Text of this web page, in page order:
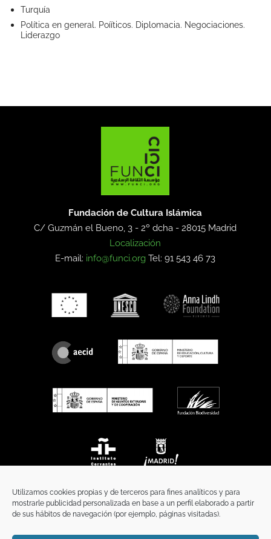
Utilizamos cookies propias y de terceros para fines analíticos y para
mostrarle publicidad personalizada en base a un perfil elaborado a partir
de sus hábitos de navegación (por ejemplo, páginas visitadas).
Turquía
Política en general. Poííticos. Diplomacia. Negociaciones.
Liderazgo
Fundación de Cultura Islámica
C/ Guzmán el Bueno, 3 - 2º dcha -28015 Madrid
Localización
E-mail: info@funci.org Tel: 91 543 46 73